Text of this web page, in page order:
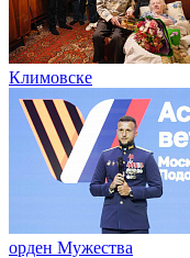
Климовске
орден Мужества